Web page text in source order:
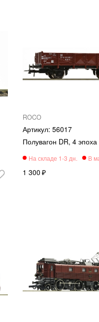
ROCO
56017
Полувагон DR, 4 эпоха
1 300